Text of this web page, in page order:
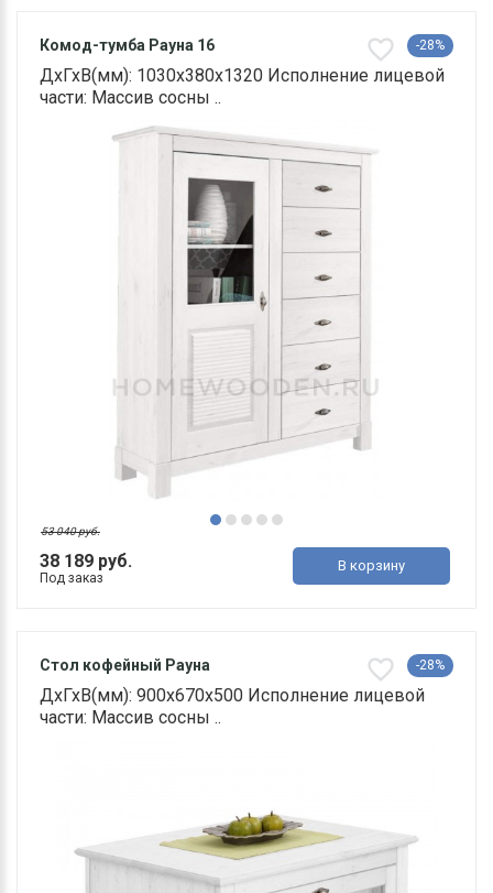
Комод-тумба Рауна 16 -28%
ДхГхВ(мм): 1030х380х1320 Исполнение лицевой
части: Массив сосны ..
38 189 руб.
53 040 руб.
Под заказ
В корзину
Стол кофейный Рауна -28%
ДхГхВ(мм): 900х670х500 Исполнение лицевой
части: Массив сосны ..